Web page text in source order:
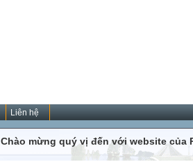
Liên hệ
Chào mừng quý vị đến với website của